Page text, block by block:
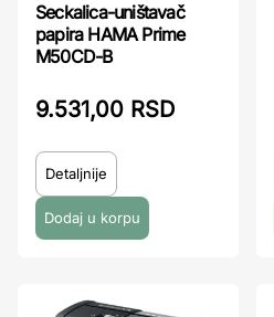
Seckalica-uništavač
papira HAMA Prime
M50CD-B
9.531,00 RSD
Detaljnije